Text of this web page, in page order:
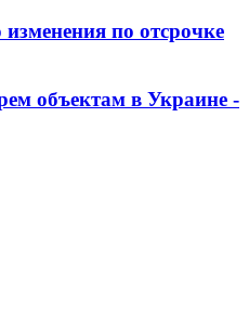
по отсрочке
объектам в Украине -